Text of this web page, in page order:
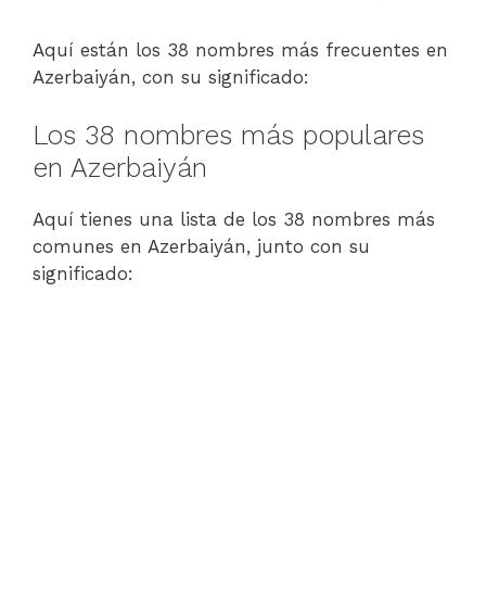
Aquí están los 38 nombres más frecuentes en
Azerbaiyán, con su significado:
Los 38 nombres más populares
en Azerbaiyán
Aquí tienes una lista de los 38 nombres más
comunes en Azerbaiyán, junto con su
significado: